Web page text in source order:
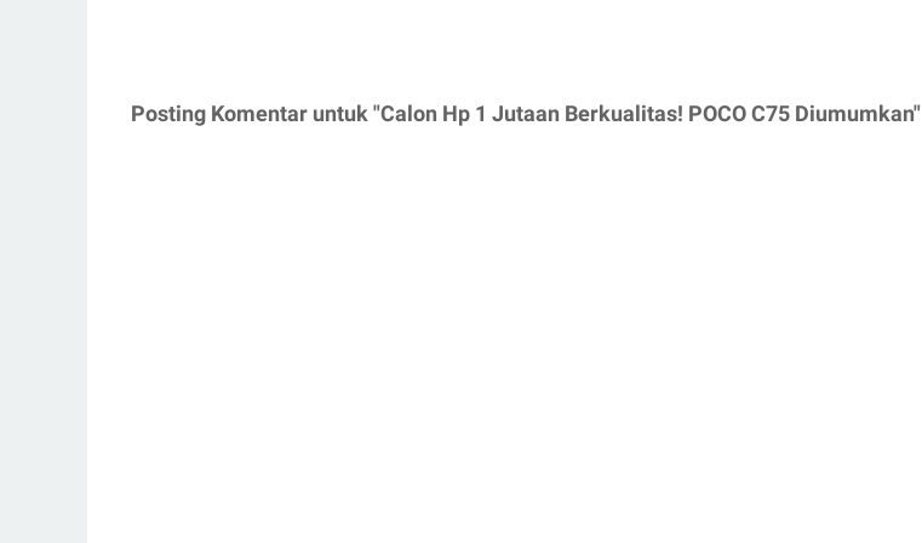
Posting Komentar untuk "Calon Hp 1 Jutaan Berkualitas! POCO C75 Diumumkan"